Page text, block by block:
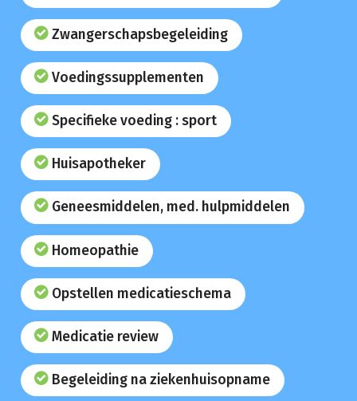
Zwangerschapsbegeleiding
Voedingssupplementen
Specifieke voeding : sport
Huisapotheker
Geneesmiddelen, med. hulpmiddelen
Homeopathie
Opstellen medicatieschema
Medicatie review
Begeleiding na ziekenhuisopname